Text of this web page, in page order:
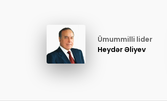
Ümummilli lider
Heydər Əliyev